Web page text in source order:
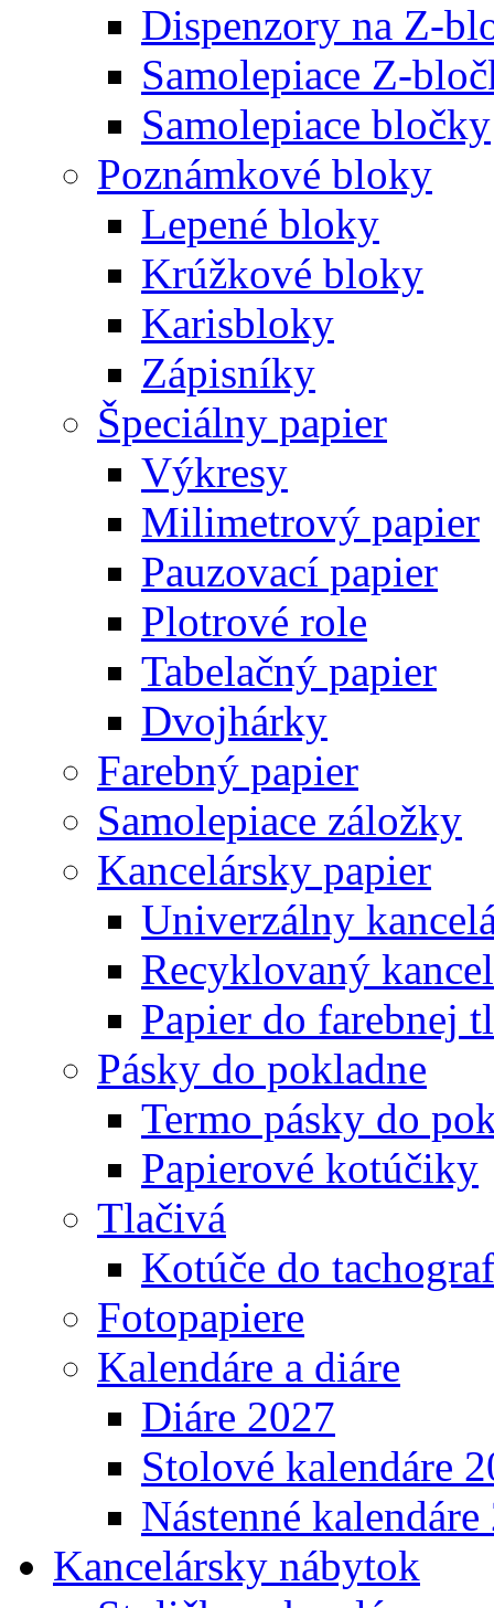
Dispenzory na Z-
Samolepiace Z-
Samolepiace bločky
Poznámkové bloky
Lepené bloky
Krúžkové bloky
Karisbloky
Zápisníky
Špeciálny papier
Výkresy
Milimetrový papier
Pauzovací papier
Plotrové role
Tabelačný papier
Dvojhárky
Farebný papier
Samolepiace záložky
Kancelársky papier
Univerzálny
Recyklovaný
Papier do farebnej
Pásky do pokladne
Termo pásky do
Papierové kotúčiky
Tlačivá
Kotúče do
Fotopapiere
Kalendáre a diáre
Diáre 2027
Stolové kalendáre
Nástenné
Kancelársky nábytok